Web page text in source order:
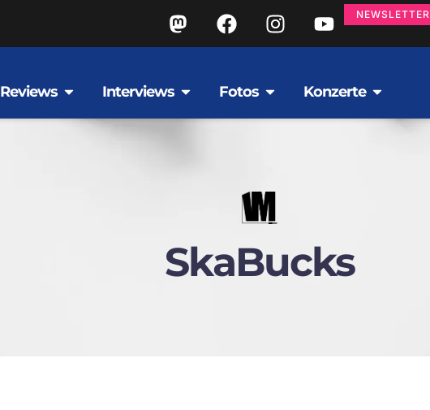
NEWSLETTER
Reviews Interviews Fotos Konzerte
SkaBucks